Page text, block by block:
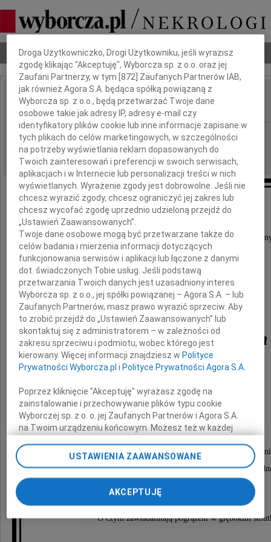
Nekrologi Odeszli Poradnik pogrzebowy
IMIĘ I NAZWISKO: Włodzimierz Furman
REGION: Warszawa
DATA EMISJI: 30.10.2009
W dniu 24 października 2009 roku
odszedł od nas, przeżywszy 79 lat, nasz
Włodzimierz Furman
Nabożeństwo żałobne odbędzie się
3 listopada 2009 roku o godzinie 11.50
w kościele św. Wincentego (murowany) na
po którym nastąpi odprowadzenie na Cmentarz
O czym zawiadamiają pogrążeni w głębokim
Dbamy o Twoją prywatność
Droga Użytkowniczko, Drogi Użytkowniku, jeśli wyrazisz
zgodę klikając "Akceptuję", Wyborcza sp. z o.o. oraz jej
Zaufani Partnerzy, w tym [872] Zaufanych Partnerów IAB,
jak również Agora S.A. będąca spółką powiązaną z
Wyborcza sp. z o.o., będą przetwarzać Twoje dane
osobowe takie jak adresy IP, adresy e-mail czy
identyfikatory plików cookie lub inne informacje zapisane w
tych plikach do celów marketingowych, w szczególności
na potrzeby wyświetlania reklam dopasowanych do
Twoich zainteresowań i preferencji w swoich serwisach,
aplikacjach i w Internecie lub personalizacji treści w nich
wyświetlanych. Wyrażenie zgody jest dobrowolne. Jeśli nie
chcesz wyrazić zgody, chcesz ograniczyć jej zakres lub
chcesz wycofać zgodę uprzednio udzieloną przejdź do
„Ustawień Zaawansowanych”.
Twoje dane osobowe mogą być przetwarzane także do
celów badania i mierzenia informacji dotyczących
funkcjonowania serwisów i aplikacji lub łączone z danymi
dot. świadczonych Tobie usług. Jeśli podstawą
przetwarzania Twoich danych jest uzasadniony interes
Wyborcza sp. z o.o., jej spółki powiązanej – Agora S.A. – lub
Zaufanych Partnerów, masz prawo wyrazić sprzeciw. Aby
to zrobić przejdź do „Ustawień Zaawansowanych” lub
skontaktuj się z administratorem – w zależności od
zakresu sprzeciwu i podmiotu, wobec którego jest
kierowany. Więcej informacji znajdziesz wPolityce
Prywatności Wyborcza.pl iPolityce Prywatności Agora S.A.
Poprzez kliknięcie "Akceptuję" wyrażasz zgodę na
zainstalowanie i przechowywanie plików typu cookie
Wyborczej sp. z o. o. jej Zaufanych Partnerów i Agora S.A.
na Twoim urządzeniu końcowym. Możesz też w każdej
ponownie wywołując narzędzie do zarządzania Twoimi
preferencjami dot. przetwarzania danych poprzez
odnośnik „Ustawienia prywatności” w stopce serwisu i
przechodząc do sekcji „Ustawienia zaawansowane”.
Zmiana ustawień plików cookie możliwa jest także za
USTAWIENIA ZAAWANSOWANE
AKCEPTUJĘ